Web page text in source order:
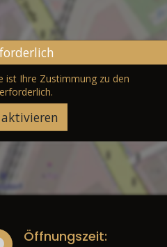
ist Ihre Zustimmung zu den
erforderlich.
Öffnungszeit: